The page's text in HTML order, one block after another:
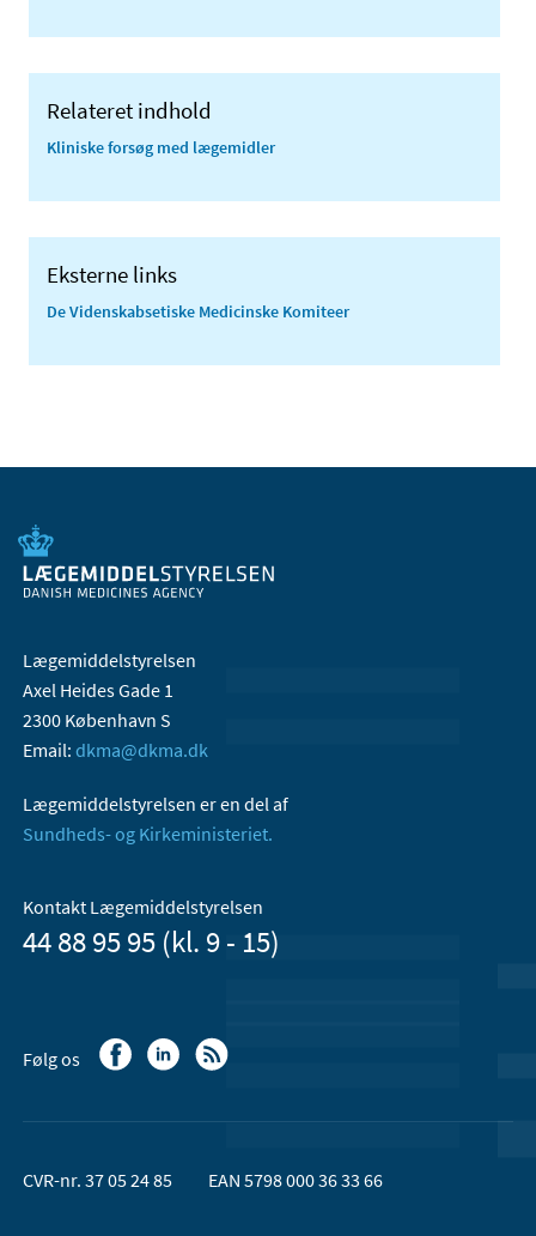
Relateret indhold
Kliniske forsøg med lægemidler
Eksterne links
De Videnskabsetiske Medicinske Komiteer
Lægemiddelstyrelsen
Axel Heides Gade 1
2300 København S
Email: dkma@dkma.dk
Lægemiddelstyrelsen er en del af
Sundheds- og Kirkeministeriet.
Kontakt Lægemiddelstyrelsen
44 88 95 95 (kl. 9 - 15)
Følg os
CVR-nr. 37 05 24 85 EAN 5798 000 36 33 66